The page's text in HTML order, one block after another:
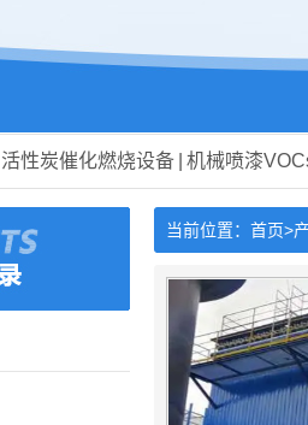
活性炭催化燃烧设备 机械喷漆
当前位置： 首页>